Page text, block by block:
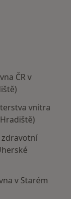
ČR v
vnitra
zdravotní
v Starém